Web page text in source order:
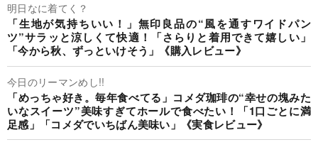
明日なに着てく？
「生地が気持ちいい！」無印良品の“風を通すワイドパン
ツ”サラッと涼しくて快適！「さらりと着用できて嬉しい」
「今から秋、ずっといけそう」《購入レビュー》
今日のリーマンめし!!
「めっちゃ好き。毎年食べてる」コメダ珈琲の“幸せの塊みた
いなスイーツ”美味すぎてホールで食べたい！「1口ごとに満
足感」「コメダでいちばん美味い」《実食レビュー》